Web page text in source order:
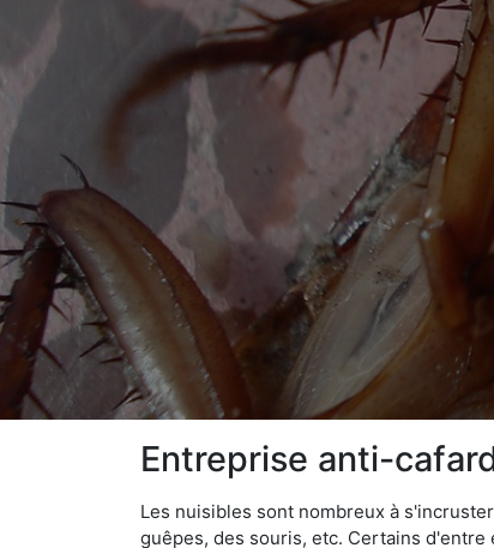
Entreprise anti-
Les nuisibles sont nombreux à
guêpes, des souris, etc. Certains